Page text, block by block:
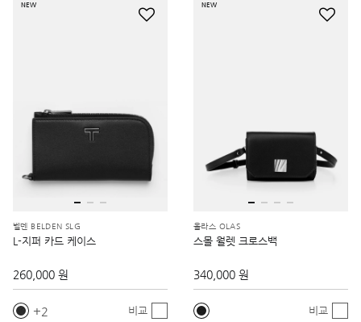
NEW
벨덴 BELDEN SLG
L-지퍼 카드 케이스
260,000 원
2 비교
NEW
올라스 OLAS
스몰 월렛 크로스백
340,000 원
비교